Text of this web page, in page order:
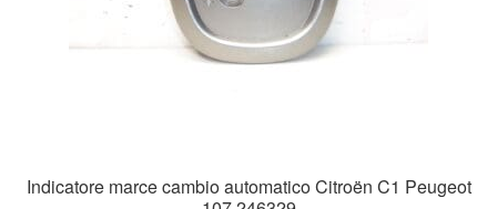
Indicatore marce cambio automatico Citroën C1 Peugeot